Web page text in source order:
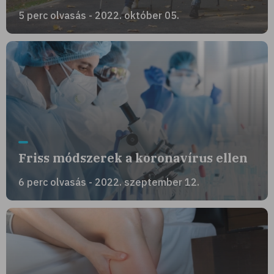
5 perc olvasás - 2022. október 05.
Friss módszerek a koronavírus ellen
6 perc olvasás - 2022. szeptember 12.